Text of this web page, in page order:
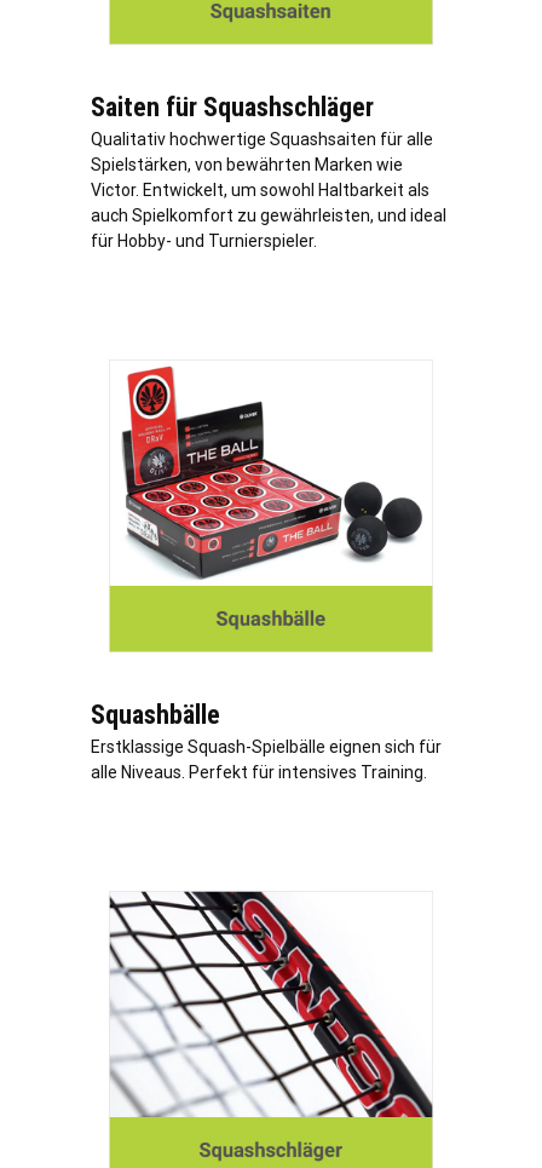
Saiten für Squashschläger
Qualitativ hochwertige Squashsaiten für alle
Spielstärken, von bewährten Marken wie
Victor. Entwickelt, um sowohl Haltbarkeit als
auch Spielkomfort zu gewährleisten, und ideal
für Hobby- und Turnierspieler.
Squashbälle
Erstklassige Squash-Spielbälle eignen sich für
alle Niveaus. Perfekt für intensives Training.